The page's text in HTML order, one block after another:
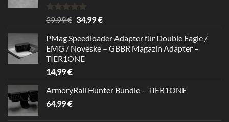
Bewertet
mit
von 5
39,99€ Ursprünglicher
war:
39,99 €
34,99€Aktueller
ist:
34,99 €.
PMag Speedloader Adapter für Double Eagle /
EMG / Noveske – GBBR Magazin Adapter –
TIER1ONE
14,99€
ArmoryRail Hunter Bundle – TIER1ONE
64,99€